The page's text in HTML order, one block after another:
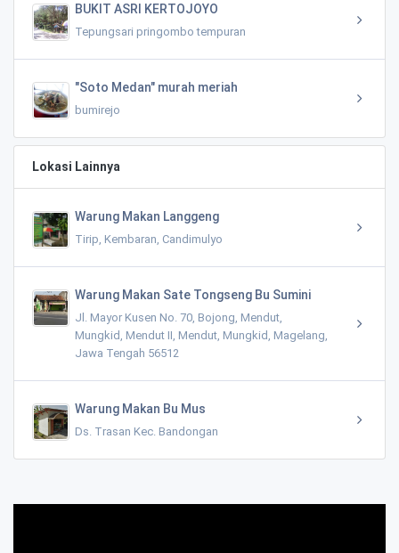
BUKIT ASRI KERTOJOYO
Tepungsari pringombo tempuran
"Soto Medan" murah meriah
bumirejo
Lokasi Lainnya
Warung Makan Langgeng
Tirip, Kembaran, Candimulyo
Warung Makan Sate Tongseng Bu Sumini
Jl. Mayor Kusen No. 70, Bojong, Mendut,
Mungkid, Mendut II, Mendut, Mungkid, Magelang,
Jawa Tengah 56512
Warung Makan Bu Mus
Ds. Trasan Kec. Bandongan